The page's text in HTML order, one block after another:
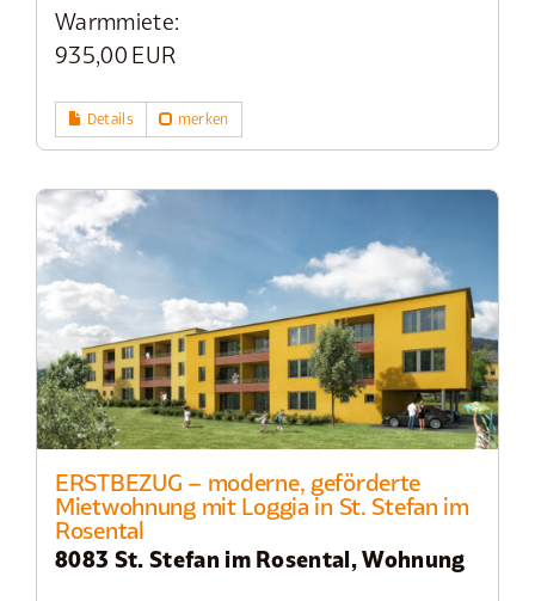
Warmmiete:
935,00 EUR
Details merken
ERSTBEZUG – moderne, geförderte
Mietwohnung mit Loggia in St. Stefan im
Rosental
8083 St. Stefan im Rosental, Wohnung